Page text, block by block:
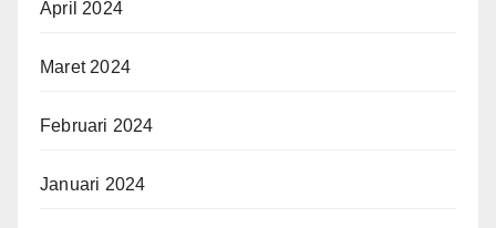
April 2024
Maret 2024
Februari 2024
Januari 2024